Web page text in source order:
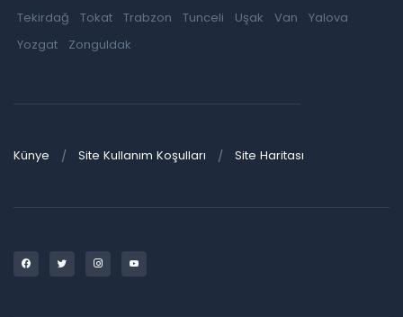
Tekirdağ
Tokat Trabzon Tunceli Uşak Van
Yalova
Yozgat
Zonguldak
Künye Site Kullanım Koşulları Site Haritası